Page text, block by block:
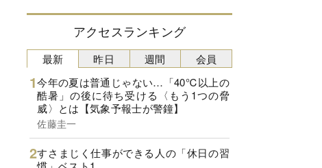
アクセスランキング
最新
今年の夏は普通じゃない…「40℃以上の
酷暑」の後に待ち受ける〈もう1つの脅
威〉とは【気象予報士が警鐘】
佐藤圭一
すさまじく仕事ができる人の「休日の習
昨日 週間 会員